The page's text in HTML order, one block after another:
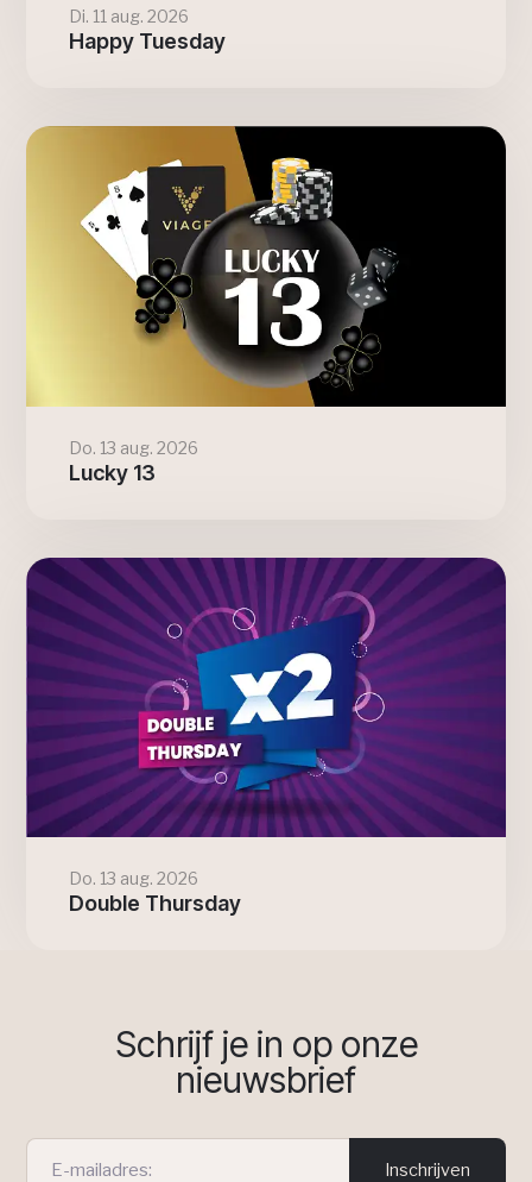
Di. 11 aug. 2026
Happy Tuesday
Do. 13 aug. 2026
Lucky 13
Do. 13 aug. 2026
Double Thursday
Schrijf je in op onze
nieuwsbrief
Inschrijven